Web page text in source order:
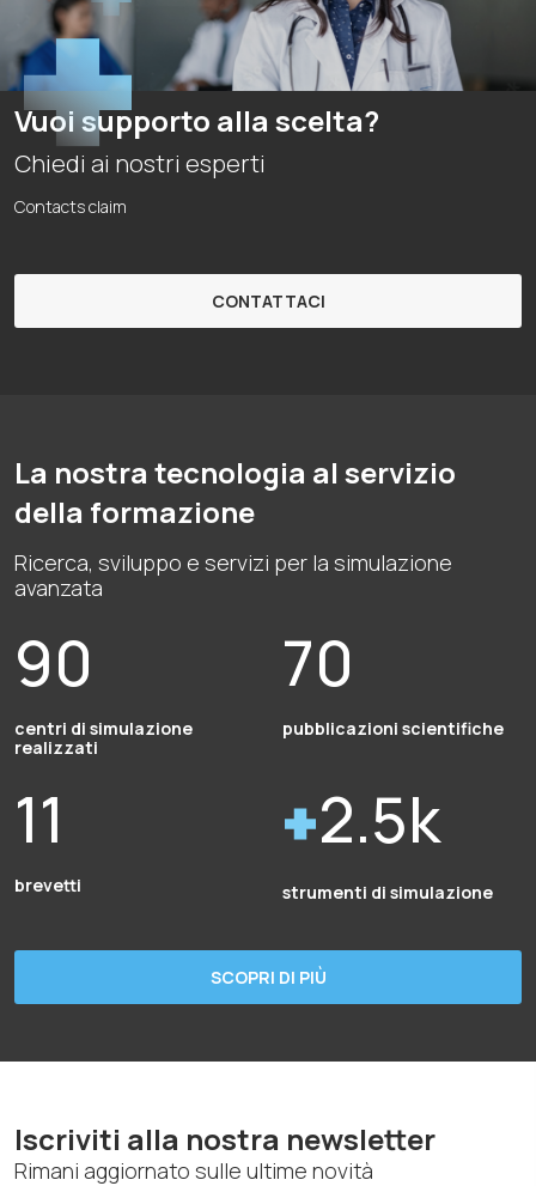
Vuoi supporto alla scelta?
Chiedi ai nostri esperti
Contacts claim
CONTATTACI
La nostra tecnologia al servizio
della formazione
Ricerca, sviluppo e servizi per la simulazione
avanzata
90
centri di simulazione
realizzati
70
pubblicazioni scientifiche
11
brevetti
2.5k
strumenti di simulazione
SCOPRI DI PIÙ
Iscriviti alla nostra newsletter
Rimani aggiornato sulle ultime novità